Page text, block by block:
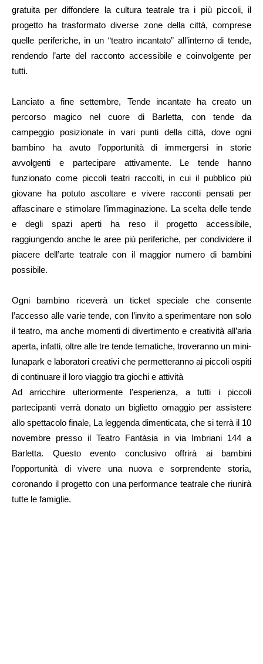
gratuita per diffondere la cultura teatrale tra i più piccoli, il
progetto ha trasformato diverse zone della città, comprese
quelle periferiche, in un “teatro incantato” all’interno di tende,
rendendo l’arte del racconto accessibile e coinvolgente per
tutti.
Lanciato a fine settembre, Tende incantate ha creato un
percorso magico nel cuore di Barletta, con tende da
campeggio posizionate in vari punti della città, dove ogni
bambino ha avuto l’opportunità di immergersi in storie
avvolgenti e partecipare attivamente. Le tende hanno
funzionato come piccoli teatri raccolti, in cui il pubblico più
giovane ha potuto ascoltare e vivere racconti pensati per
affascinare e stimolare l’immaginazione. La scelta delle tende
e degli spazi aperti ha reso il progetto accessibile,
raggiungendo anche le aree più periferiche, per condividere il
piacere dell’arte teatrale con il maggior numero di bambini
possibile.
Ogni bambino riceverà un ticket speciale che consente
l’accesso alle varie tende, con l’invito a sperimentare non solo
il teatro, ma anche momenti di divertimento e creatività all’aria
aperta, infatti, oltre alle tre tende tematiche, troveranno un mini-
lunapark e laboratori creativi che permetteranno ai piccoli ospiti
di continuare il loro viaggio tra giochi e attività
Ad arricchire ulteriormente l’esperienza, a tutti i piccoli
partecipanti verrà donato un biglietto omaggio per assistere
allo spettacolo finale, La leggenda dimenticata, che si terrà il 10
novembre presso il Teatro Fantàsia in via Imbriani 144 a
Barletta. Questo evento conclusivo offrirà ai bambini
l’opportunità di vivere una nuova e sorprendente storia,
coronando il progetto con una performance teatrale che riunirà
tutte le famiglie.